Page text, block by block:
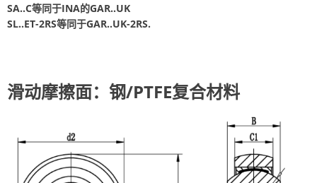
SA..C等同于INA的GAR..UK
SL..ET-2RS等同于GAR..UK-2RS.
滑动摩擦面：钢/PTFE复合材料